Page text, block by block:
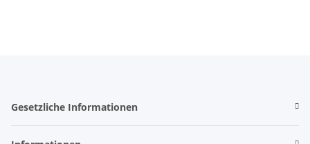
Gesetzliche Informationen